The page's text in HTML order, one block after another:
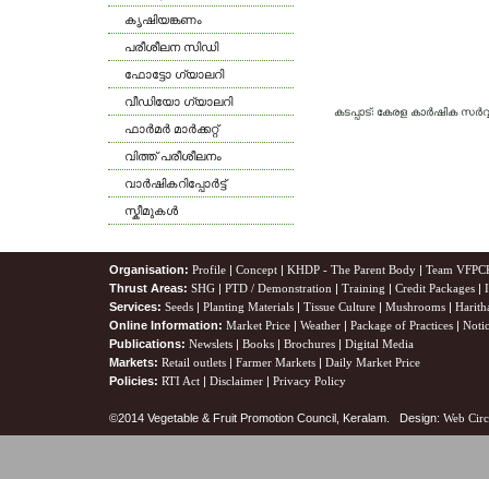
കൃഷിയങ്കണം
പരീശീലന സിഡി
ഫോട്ടോ ഗ്യാലറി
വീഡിയോ ഗ്യാലറി
ഫാര്‍മര്‍ മാര്‍ക്കറ്റ്
വിത്ത് പരീശീലനം
വാര്‍ഷികറിപ്പോര്‍ട്ട്
സ്കീമുകള്‍
കടപ്പാട്: കേരള കാര്‍ഷിക
Organisation: Profile | Concept | KHDP - The Parent Body | Team
Thrust Areas: SHG | PTD / Demonstration | Training | Credit Packages |
Services: Seeds | Planting Materials | Tissue Culture | Mushrooms |
Online Information: Market Price | Weather | Package of Practices |
Publications: Newslets | Books | Brochures | Digital Media
Markets: Retail outlets | Farmer Markets | Daily Market Price
Policies: RTI Act | Disclaimer | Privacy Policy
©2014 Vegetable & Fruit Promotion Council, Keralam. Design: Web